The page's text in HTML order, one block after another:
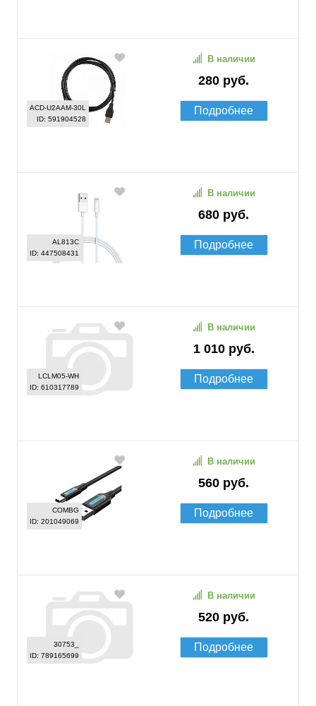
ACD-U2AAM-30L
ID: 591904528
280 руб.
В наличии
Подробнее
AL813C
ID: 447508431
680 руб.
В наличии
Подробнее
LCLM05-WH
ID: 610317789
1 010 руб.
В наличии
Подробнее
COMBG
ID: 201049069
560 руб.
В наличии
Подробнее
30753_
ID: 789165699
520 руб.
В наличии
Подробнее